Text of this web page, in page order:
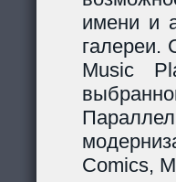
имени и
галереи.
Music
Comics,